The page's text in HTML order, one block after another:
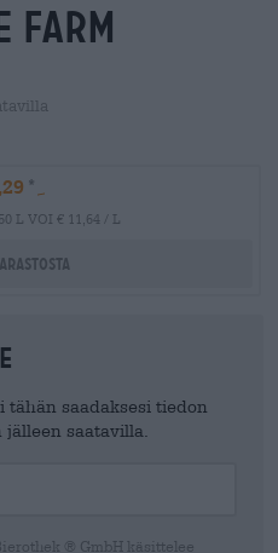
farm
L VOI € 11,64 / L
tähän saadaksesi tiedon
saatavilla.
® GmbH käsittelee